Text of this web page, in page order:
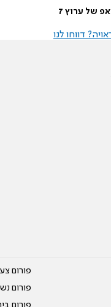
של ערוץ 7
דווחו לנו
פורום
פורום
פורום